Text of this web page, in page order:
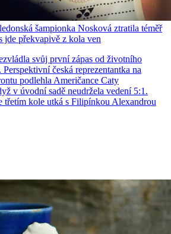
šampionka Nosková ztratila téměř
jde překvapivě z kola ven
svůj první zápas od životního
česká reprezentantka na
podlehla Američance Caty
v úvodní sadě neudržela vedení 5:1.
třetím kole utká s Filipínkou Alexandrou